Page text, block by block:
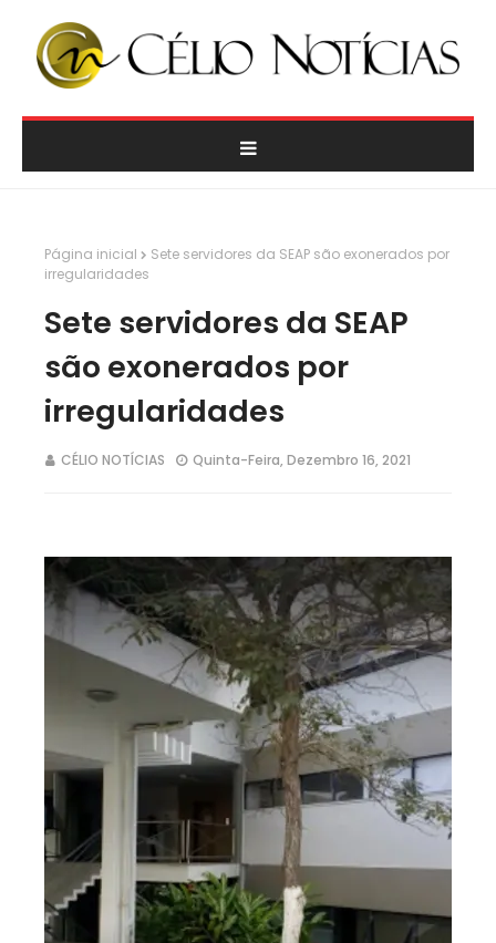
Página inicial
Sete servidores da SEAP são exonerados por
irregularidades
Sete servidores da SEAP
são exonerados por
irregularidades
CÉLIO NOTÍCIAS Quinta-Feira, Dezembro 16, 2021